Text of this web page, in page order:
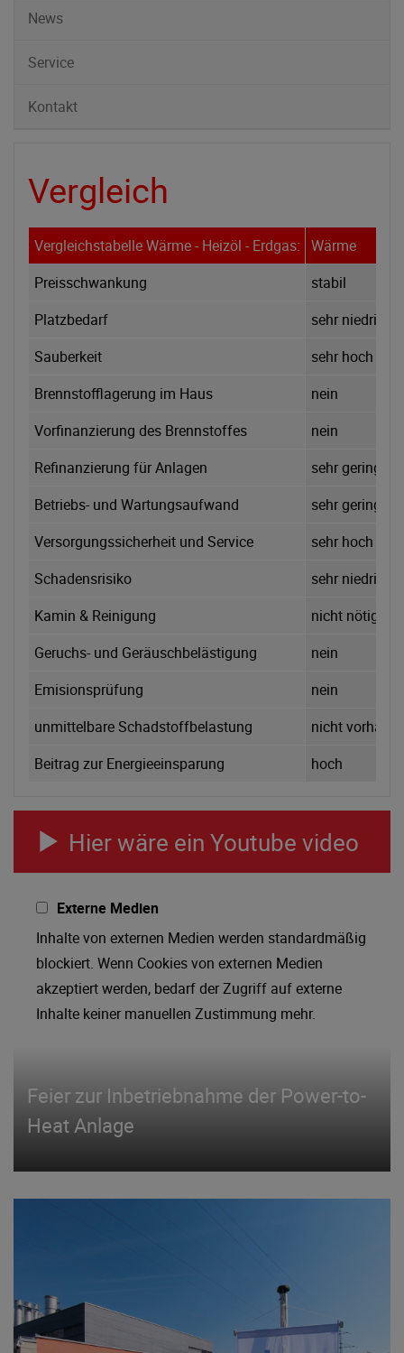
Vergleich
Vergleichstabelle Wärme - Heizöl - Erdgas: Wärme
Preisschwankung
stabil
Platzbedarf
sehr niedrig
Sauberkeit
sehr hoch
Brennstofflagerung im Haus
nein
Vorfinanzierung des Brennstoffes
nein
Refinanzierung für Anlagen
sehr gering
Betriebs- und Wartungsaufwand
sehr gering
Versorgungssicherheit und Service
sehr hoch
Schadensrisiko
sehr niedrig
Kamin & Reinigung
nicht nötig
Geruchs- und Geräuschbelästigung
nein
Emisionsprüfung
nein
unmittelbare Schadstoffbelastung
nicht
Beitrag zur Energieeinsparung
hoch
News
Service
Kontakt
Hier wäre ein Youtube video
Externe Medien
Inhalte von externen Medien werden standardmäßig
blockiert. Wenn Cookies von externen Medien
akzeptiert werden, bedarf der Zugriff auf externe
Inhalte keiner manuellen Zustimmung mehr.
Feier zur Inbetriebnahme der Power-to-
Heat Anlage